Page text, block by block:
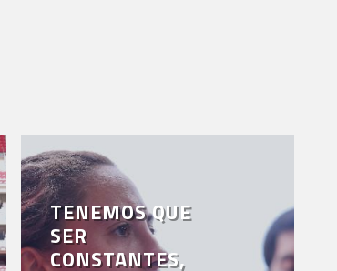
TENEMOS QUE
SER
CONSTANTES,